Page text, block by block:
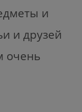
и
и друзей
очень